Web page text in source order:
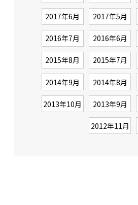
2017年6月 2017年5月
2016年7月 2016年6月
2015年8月 2015年7月
2014年9月 2014年8月
2013年10月 2013年9月
2012年11月